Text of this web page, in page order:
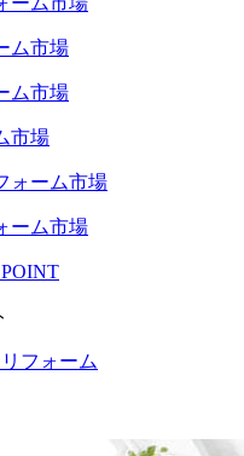
ム市場
市場
ーム市場
POINT